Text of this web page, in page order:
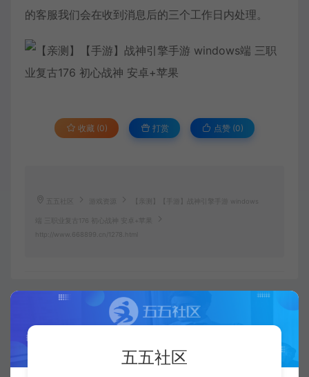
的客服我们会在收到消息后的三个工作日内处理。
收藏 (0) 打赏 点赞 (0)
五五社区 游戏资源 【亲测】【手游】战神引擎手游 windows
端 三职业复古176 初心战神 安卓+苹果
http://www.668899.cn/1278.html
五五社区 复制本文链接
五五社区